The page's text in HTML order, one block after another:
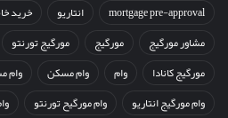
mortgage pre-approval انتاریو خرید
مشاور مورگیج
مورگیج مورگیج تورنتو
مورگیج کانادا
وام وام مسکن وام
وام مورگیج انتاریو
وام مورگیح تورنتو